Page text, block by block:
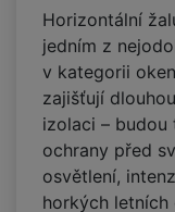
Horizontální
jedním z
v kategorii
zajišťují
izolaci –
ochrany před
osvětlení,
horkých letních